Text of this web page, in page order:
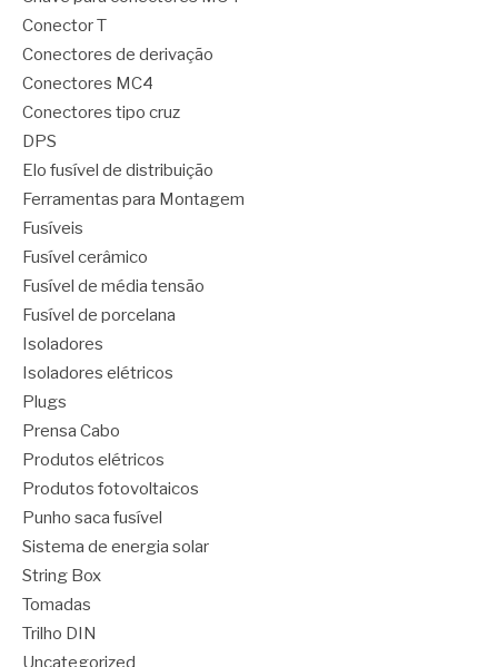
Conector T
Conectores de derivação
Conectores MC4
Conectores tipo cruz
DPS
Elo fusível de distribuição
Ferramentas para Montagem
Fusíveis
Fusível cerâmico
Fusível de média tensão
Fusível de porcelana
Isoladores
Isoladores elétricos
Plugs
Prensa Cabo
Produtos elétricos
Produtos fotovoltaicos
Punho saca fusível
Sistema de energia solar
String Box
Tomadas
Trilho DIN
Uncategorized